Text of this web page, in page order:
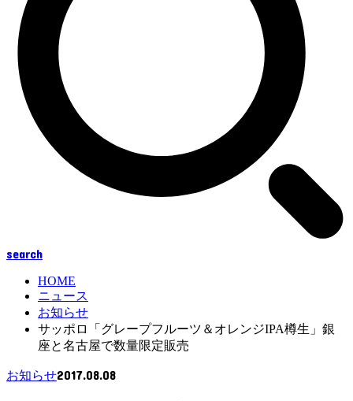
search
HOME
ニュース
お知らせ
サッポロ「グレープフルーツ＆オレンジIPA樽生」銀
座と名古屋で数量限定販売
お知らせ2017.08.08